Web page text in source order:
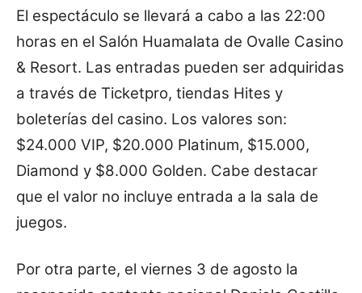
El espectáculo se llevará a cabo a las 22:00
horas en el Salón Huamalata de Ovalle Casino
& Resort. Las entradas pueden ser adquiridas
a través de Ticketpro, tiendas Hites y
boleterías del casino. Los valores son:
$24.000 VIP, $20.000 Platinum, $15.000,
Diamond y $8.000 Golden. Cabe destacar
que el valor no incluye entrada a la sala de
juegos.
Por otra parte, el viernes 3 de agosto la